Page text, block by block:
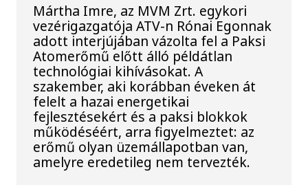
Mártha Imre, az MVM Zrt. egykori
vezérigazgatója ATV-n Rónai Egonnak
adott interjújában vázolta fel a Paksi
Atomerőmű előtt álló példátlan
technológiai kihívásokat. A
szakember, aki korábban éveken át
felelt a hazai energetikai
fejlesztésekért és a paksi blokkok
működéséért, arra figyelmeztet: az
erőmű olyan üzemállapotban van,
amelyre eredetileg nem tervezték.